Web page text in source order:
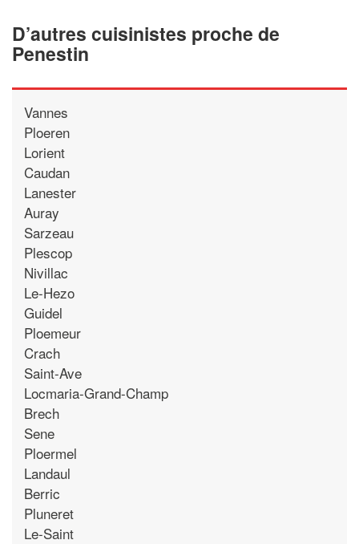
D’autres cuisinistes proche de
Penestin
Vannes
Ploeren
Lorient
Caudan
Lanester
Auray
Sarzeau
Plescop
Nivillac
Le-Hezo
Guidel
Ploemeur
Crach
Saint-Ave
Locmaria-Grand-Champ
Brech
Sene
Ploermel
Landaul
Berric
Pluneret
Le-Saint